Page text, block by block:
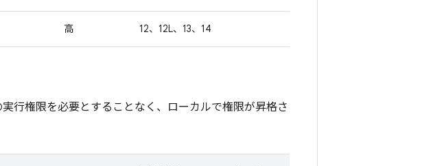
高 12、12L、13、14
行権限を必要とすることなく、ローカルで権限が昇格さ